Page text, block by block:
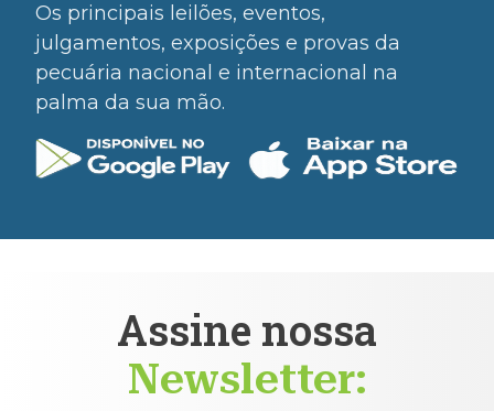
Os principais leilões, eventos,
julgamentos, exposições e provas da
pecuária nacional e internacional na
palma da sua mão.
Assine nossa
Newsletter: